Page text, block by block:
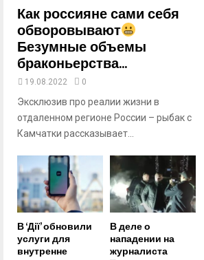
b
eКак россияне сами себя
обворовывают
Безумные объемы
браконьерства...
19.08.2022 0
Эксклюзив про реалии жизни в
отдаленном регионе России – рыбак с
Камчатки рассказывает...
В ‘Дії’ обновили
услуги для
внутренне
В деле о
нападении на
журналиста